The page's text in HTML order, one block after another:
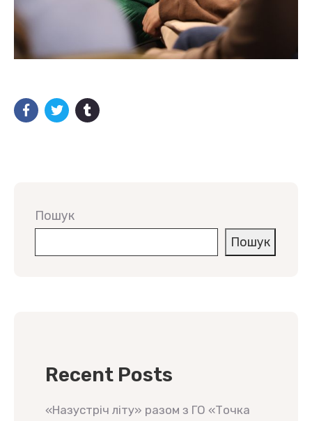
Пошук
Пошук
Recent Posts
«Назустріч літу» разом з ГО «Точка